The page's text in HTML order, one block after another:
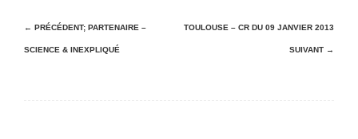
N
a
← PRÉCÉDENT; PARTENAIRE –
SCIENCE & INEXPLIQUÉ
TOULOUSE – CR DU 09 JANVIER 2013
SUIVANT →